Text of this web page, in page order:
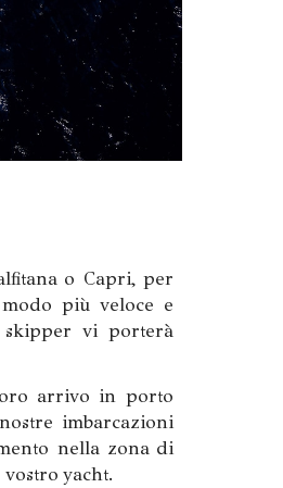
o Capri, per
più veloce e
vi porterà
arrivo in porto
imbarcazioni
nella zona di
yacht.